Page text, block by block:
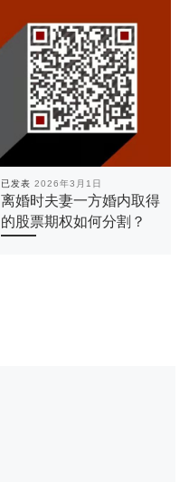
已发表2026年3月1日
离婚时夫妻一方婚内取得
的股票期权如何分割？